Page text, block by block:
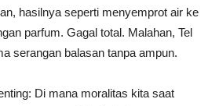
hasilnya seperti menyemprot air ke
parfum. Gagal total. Malahan, Tel
serangan balasan tanpa ampun.
Di mana moralitas kita saat